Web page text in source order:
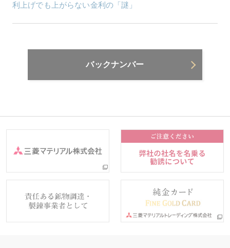
利上げでも上がらない金利の「謎」
バックナンバー